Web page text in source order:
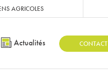
AGRICOLES
Actualités CONTACT